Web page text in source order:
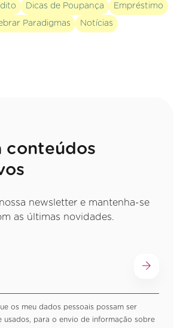
Dicas de Poupança Empréstimo
Paradigmas Notícias
conteúdos
newsletter e mantenha-se
as últimas novidades.
os meu dados pessoais possam ser
usados, para o envio de informação sobre